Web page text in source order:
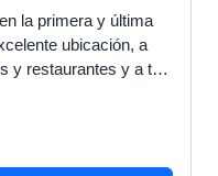
la primera y última
ubicación, a
y restaurantes y a tan